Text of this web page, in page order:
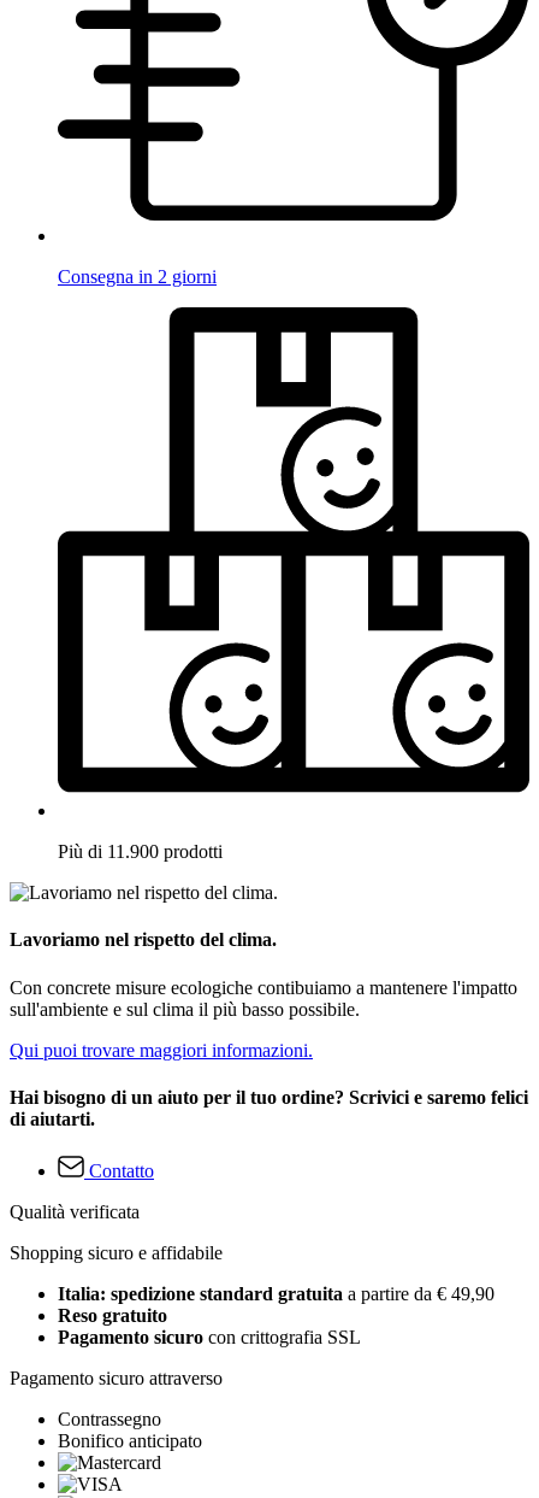
Consegna in 2 giorni
Più di 11.900 prodotti
Lavoriamo nel rispetto del clima.
Con concrete misure ecologiche contibuiamo a mantenere l'impatto
sull'ambiente e sul clima il più basso possibile.
Qui puoi trovare maggiori informazioni.
Hai bisogno di un aiuto per il tuo ordine? Scrivici e saremo felici
di aiutarti.
Contatto
Qualità verificata
Shopping sicuro e affidabile
Italia: spedizione standard gratuita a partire da € 49,90
Reso gratuito
Pagamento sicuro con crittografia SSL
Pagamento sicuro attraverso
Contrassegno
Bonifico anticipato